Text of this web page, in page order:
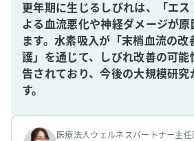
更年期に生じるしびれは、「エ
よる血流悪化や神経ダメージが
ます。水素吸入が「末梢血流の改
護」を通じて、しびれ改善の可能
告されており、今後の大規模研
す。
医療法人ウェルネスパートナー主